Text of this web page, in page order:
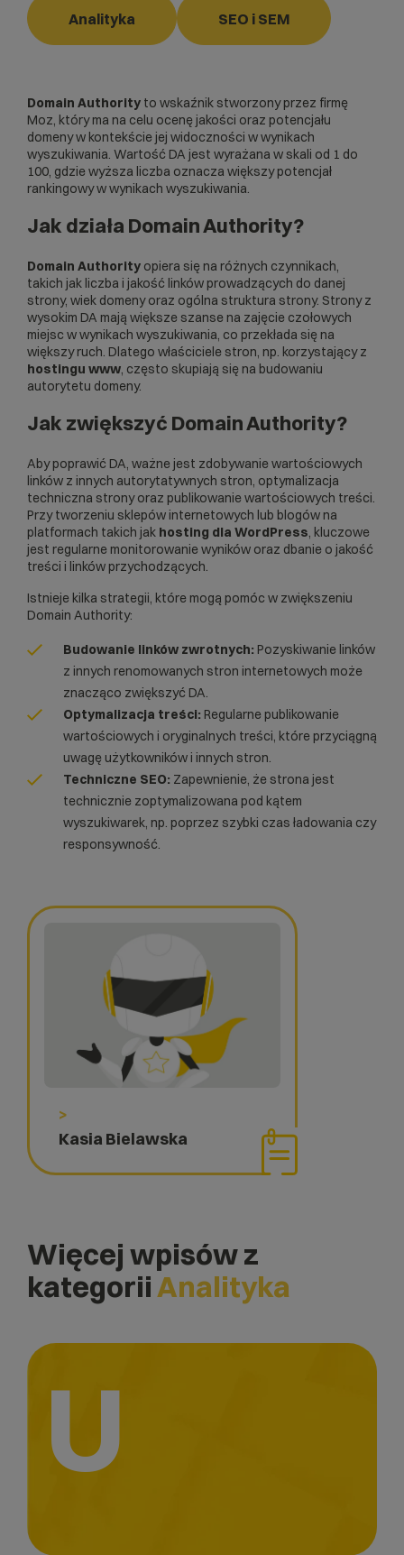
>
Kasia Bielawska
Analityka SEO i SEM
Domain Authority to wskaźnik stworzony przez firmę
Moz, który ma na celu ocenę jakości oraz potencjału
domeny w kontekście jej widoczności w wynikach
wyszukiwania. Wartość DA jest wyrażana w skali od 1 do
100, gdzie wyższa liczba oznacza większy potencjał
rankingowy w wynikach wyszukiwania.
Jak działa Domain Authority?
Domain Authority opiera się na różnych czynnikach,
takich jak liczba i jakość linków prowadzących do danej
strony, wiek domeny oraz ogólna struktura strony. Strony z
wysokim DA mają większe szanse na zajęcie czołowych
miejsc w wynikach wyszukiwania, co przekłada się na
większy ruch. Dlatego właściciele stron, np. korzystający z
hostingu www, często skupiają się na budowaniu
autorytetu domeny.
Jak zwiększyć Domain Authority?
Aby poprawić DA, ważne jest zdobywanie wartościowych
linków z innych autorytatywnych stron, optymalizacja
techniczna strony oraz publikowanie wartościowych treści.
Przy tworzeniu sklepów internetowych lub blogów na
platformach takich jak hosting dla WordPress, kluczowe
jest regularne monitorowanie wyników oraz dbanie o jakość
treści i linków przychodzących.
Istnieje kilka strategii, które mogą pomóc w zwiększeniu
Domain Authority:
Budowanie linków zwrotnych: Pozyskiwanie linków
z innych renomowanych stron internetowych może
znacząco zwiększyć DA.
Optymalizacja treści: Regularne publikowanie
wartościowych i oryginalnych treści, które przyciągną
uwagę użytkowników i innych stron.
Techniczne SEO: Zapewnienie, że strona jest
technicznie zoptymalizowana pod kątem
wyszukiwarek, np. poprzez szybki czas ładowania czy
responsywność.
Więcej wpisów z
kategoriiAnalityka
U